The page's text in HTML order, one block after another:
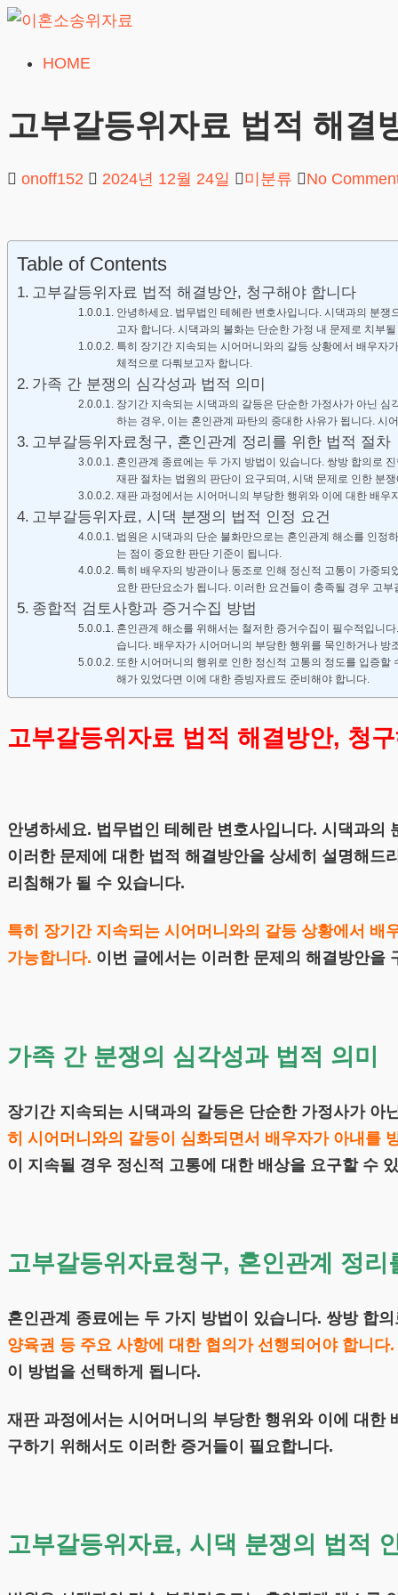
Skip
content
소
료
24시간 무료상담
HOME
고부갈등위자료 법적 해결
onoff152 2024년 12월 24일 미분류 No
Table of Contents
고부갈등위자료 법적 해결방안, 청구해야 합니다
안녕하세요. 법무법인 테헤란 변호사입니다. 시댁과의 분
고자 합니다. 시댁과의 불화는 단순한 가정 내 문제로 치부
특히 장기간 지속되는 시어머니와의 갈등 상황에서 배우자
체적으로 다뤄보고자 합니다.
가족 간 분쟁의 심각성과 법적 의미
장기간 지속되는 시댁과의 갈등은 단순한 가정사가 아닌
하는 경우, 이는 혼인관계 파탄의 중대한 사유가 됩니다. 시
고부갈등위자료청구, 혼인관계 정리를 위한 법적 절차
혼인관계 종료에는 두 가지 방법이 있습니다. 쌍방 합의로
재판 절차는 법원의 판단이 요구되며, 시댁 문제로 인한 분
재판 과정에서는 시어머니의 부당한 행위와 이에 대한 배
고부갈등위자료, 시댁 분쟁의 법적 인정 요건
법원은 시댁과의 단순 불화만으로는 혼인관계 해소를 인정
는 점이 중요한 판단 기준이 됩니다.
특히 배우자의 방관이나 동조로 인해 정신적 고통이 가중
요한 판단요소가 됩니다. 이러한 요건들이 충족될 경우 고
종합적 검토사항과 증거수집 방법
혼인관계 해소를 위해서는 철저한 증거수집이 필수적입니
습니다. 배우자가 시어머니의 부당한 행위를 묵인하거나
또한 시어머니의 행위로 인한 정신적 고통의 정도를 입증
해가 있었다면 이에 대한 증빙자료도 준비해야 합니다.
고부갈등위자료 법적 해결방안, 청
안녕하세요. 법무법인 테헤란 변호사입니다. 시댁과
이러한 문제에 대한 법적 해결방안을 상세히 설명해
리침해가 될 수 있습니다.
특히 장기간 지속되는 시어머니와의 갈등 상황에서
가능합니다. 이번 글에서는 이러한 문제의 해결방안을
가족 간 분쟁의 심각성과 법적 의미
장기간 지속되는 시댁과의 갈등은 단순한 가정사가
히 시어머니와의 갈등이 심화되면서 배우자가 아내를
이 지속될 경우 정신적 고통에 대한 배상을 요구할 수
고부갈등위자료청구, 혼인관계 정
혼인관계 종료에는 두 가지 방법이 있습니다. 쌍방 합
양육권 등 주요 사항에 대한 협의가 선행되어야 합니다.
이 방법을 선택하게 됩니다.
재판 과정에서는 시어머니의 부당한 행위와 이에 대한
구하기 위해서도 이러한 증거들이 필요합니다.
고부갈등위자료, 시댁 분쟁의 법적